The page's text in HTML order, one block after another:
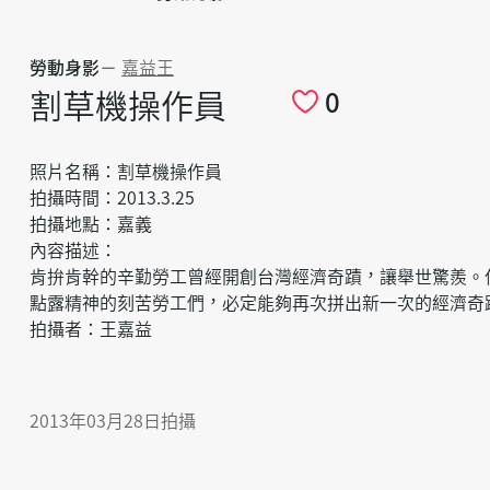
勞動身影－ 嘉益王
割草機操作員 0
照片名稱：割草機操作員
拍攝時間：2013.3.25
拍攝地點：嘉義
內容描述：
肯拚肯幹的辛勤勞工曾經開創台灣經濟奇蹟，讓舉世驚羨
點露精神的刻苦勞工們，必定能夠再次拼出新一次的經濟奇
拍攝者：王嘉益
2013年03月28日拍攝